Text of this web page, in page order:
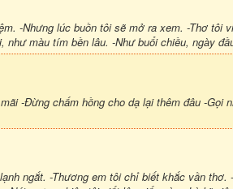
-Nhưng lúc buồn tôi sẽ mở ra xem. -Thơ tôi
như màu tím bền lâu. -Như buổi chiều, ngày
-Đừng chấm hồng cho dạ lại thêm đâu -Gọi
ngắt. -Thương em tôi chỉ biết khắc vần